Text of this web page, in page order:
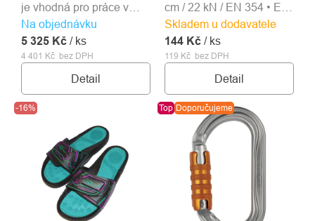
Na objednávku
4 401 Kč bez DPH
5 325 Kč / ks
Detail
je vhodná pro práce v
lese a práce s motorovou
pilou.
Skladem u dodavatele
119 Kč bez DPH
144 Kč / ks
Detail
cm / 22 kN / EN 354 • EN
566 • EN 795B
-16% Top Doporučujeme